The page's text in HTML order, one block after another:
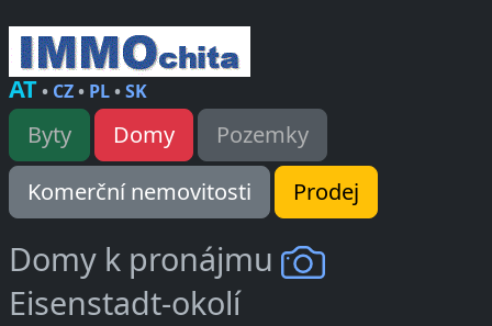
AT• CZ• PL•SK
Byty Domy
Pozemky
Komerční nemovitosti
Prodej
Domy k pronájmu
Eisenstadt-okolí